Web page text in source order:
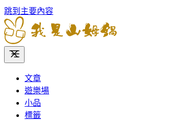
跳到主要內容
文章
遊樂場
小品
標籤